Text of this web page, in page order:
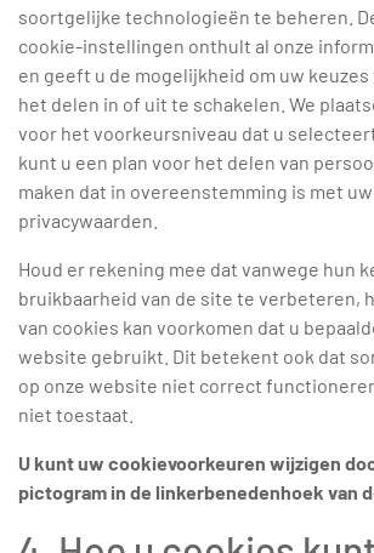
soortgelijke technologieën te beheren.
cookie-instellingen onthult al onze
en geeft u de mogelijkheid om uw
het delen in of uit te schakelen. We
voor het voorkeursniveau dat u
kunt u een plan voor het delen van
maken dat in overeenstemming is met
privacywaarden.
Houd er rekening mee dat vanwege hun
bruikbaarheid van de site te verbeteren,
van cookies kan voorkomen dat u
website gebruikt. Dit betekent ook dat
op onze website niet correct
niet toestaat.
U kunt uw cookievoorkeuren wijzigen
pictogram in de linkerbenedenhoek van